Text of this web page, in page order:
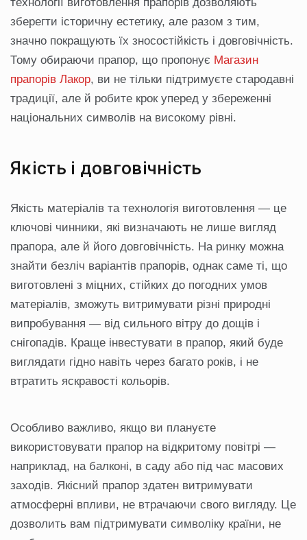
технології виготовлення прапорів дозволяють
зберегти історичну естетику, але разом з тим,
значно покращують їх зносостійкість і довговічність.
Тому обираючи прапор, що пропонує Магазин
прапорів Лакор, ви не тільки підтримуєте стародавні
традиції, але й робите крок уперед у збереженні
національних символів на високому рівні.
Якість і довговічність
Якість матеріалів та технологія виготовлення — це
ключові чинники, які визначають не лише вигляд
прапора, але й його довговічність. На ринку можна
знайти безліч варіантів прапорів, однак саме ті, що
виготовлені з міцних, стійких до погодних умов
матеріалів, зможуть витримувати різні природні
випробування — від сильного вітру до дощів і
снігопадів. Краще інвестувати в прапор, який буде
виглядати гідно навіть через багато років, і не
втратить яскравості кольорів.
Особливо важливо, якщо ви плануєте
використовувати прапор на відкритому повітрі —
наприклад, на балконі, в саду або під час масових
заходів. Якісний прапор здатен витримувати
атмосферні впливи, не втрачаючи свого вигляду. Це
дозволить вам підтримувати символіку країни, не